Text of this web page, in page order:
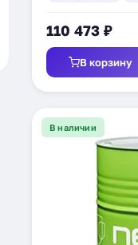
110 473 ₽
В корзину
В наличии